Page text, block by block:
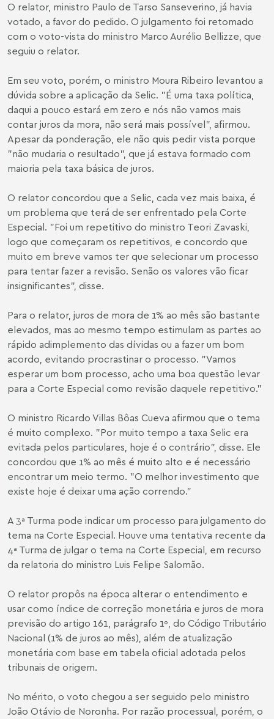
O relator, ministro Paulo de Tarso Sanseverino, já havia
votado, a favor do pedido. O julgamento foi retomado
com o voto-vista do ministro Marco Aurélio Bellizze, que
seguiu o relator.
Em seu voto, porém, o ministro Moura Ribeiro levantou a
dúvida sobre a aplicação da Selic. "É uma taxa política,
daqui a pouco estará em zero e nós não vamos mais
contar juros da mora, não será mais possível", afirmou.
Apesar da ponderação, ele não quis pedir vista porque
"não mudaria o resultado", que já estava formado com
maioria pela taxa básica de juros.
O relator concordou que a Selic, cada vez mais baixa, é
um problema que terá de ser enfrentado pela Corte
Especial. "Foi um repetitivo do ministro Teori Zavaski,
logo que começaram os repetitivos, e concordo que
muito em breve vamos ter que selecionar um processo
para tentar fazer a revisão. Senão os valores vão ficar
insignificantes", disse.
Para o relator, juros de mora de 1% ao mês são bastante
elevados, mas ao mesmo tempo estimulam as partes ao
rápido adimplemento das dívidas ou a fazer um bom
acordo, evitando procrastinar o processo. "Vamos
esperar um bom processo, acho uma boa questão levar
para a Corte Especial como revisão daquele repetitivo."
O ministro Ricardo Villas Bôas Cueva afirmou que o tema
é muito complexo. "Por muito tempo a taxa Selic era
evitada pelos particulares, hoje é o contrário", disse. Ele
concordou que 1% ao mês é muito alto e é necessário
encontrar um meio termo. "O melhor investimento que
existe hoje é deixar uma ação correndo."
A 3ª Turma pode indicar um processo para julgamento do
tema na Corte Especial. Houve uma tentativa recente da
4ª Turma de julgar o tema na Corte Especial, em recurso
da relatoria do ministro Luis Felipe Salomão.
O relator propôs na época alterar o entendimento e
usar como índice de correção monetária e juros de mora
previsão do artigo 161, parágrafo 1º, do Código Tributário
Nacional (1% de juros ao mês), além de atualização
monetária com base em tabela oficial adotada pelos
tribunais de origem.
No mérito, o voto chegou a ser seguido pelo ministro
João Otávio de Noronha. Por razão processual, porém, o